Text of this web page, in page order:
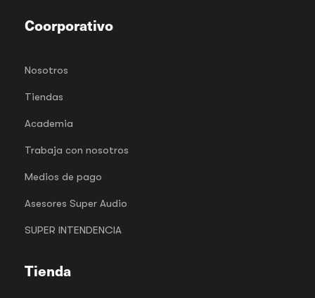
Coorporativo
Nosotros
Tiendas
Academia
Trabaja con nosotros
Medios de pago
Asesores Super Audio
SUPER INTENDENCIA
Tienda